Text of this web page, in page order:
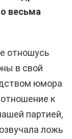
весьма
отношусь
в свой
юмора
к
партией,
ложь